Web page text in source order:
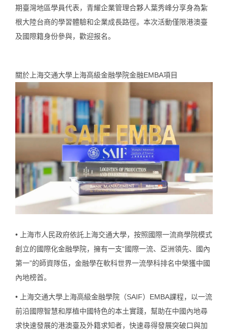
期臺灣地區學員代表，青耀企業管理合夥人葉秀峰分享身為紮
根大陸台商的學習體驗和企業成長路徑。 本次活動僅限港澳臺
及國際籍身份參與，歡迎报名。
關於上海交通大學上海高級金融學院金融EMBA項目
• 上海市人民政府依託 上海交通大學，按照國際一流商學院模式
創立的國際化金融學院，擁有一支“國際一流、亞洲領先、國內
第一”的師資隊伍，金融學在軟科世界一流學科排名中榮獲中國
內地榜首。
•
上海交通大學上海高級金融學院（SAIF）EMBA課程，以一流
前沿國際智慧和厚植中國特色的本土實踐， 幫助在中國內地尋
求快速發展的港澳臺及外籍求知者，快速尋得發展突破口與加